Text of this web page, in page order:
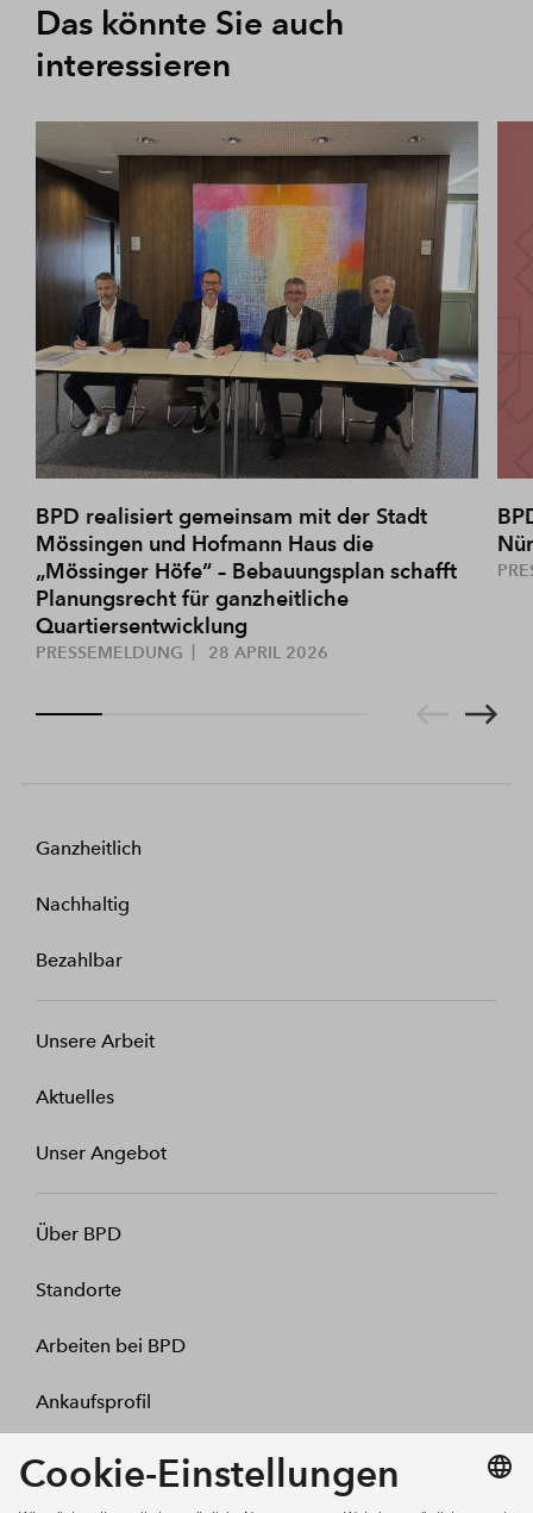
Das könnte Sie auch
interessieren
BPD realisiert gemeinsam mit der Stadt
Mössingen und Hofmann Haus die
„Mössinger Höfe“ – Bebauungsplan schafft
Planungsrecht für ganzheitliche
Quartiersentwicklung
PRESSEMELDUNG 28 APRIL 2026
Ganzheitlich
Nachhaltig
Bezahlbar
Unsere Arbeit
Aktuelles
Unser Angebot
Über BPD
Standorte
Arbeiten bei BPD
Ankaufsprofil
Kontakt